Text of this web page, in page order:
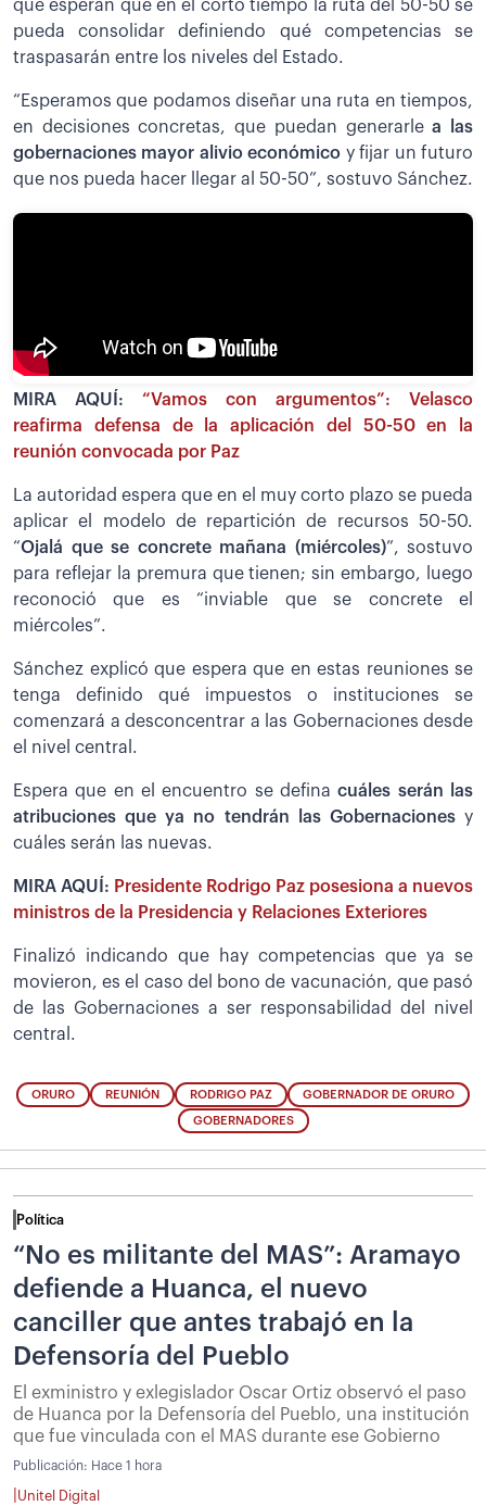
que esperan que en el corto tiempo la ruta del 50-50 se
pueda consolidar definiendo qué competencias se
traspasarán entre los niveles del Estado.
“Esperamos que podamos diseñar una ruta en tiempos,
en decisiones concretas, que puedan generarlea las
gobernaciones mayor alivio económico y fijar un futuro
que nos pueda hacer llegar al 50-50”, sostuvo Sánchez.
MIRA AQUÍ: “Vamos con argumentos”: Velasco
reafirma defensa de la aplicación del 50-50 en la
reunión convocada por Paz
La autoridad espera que en el muy corto plazo se pueda
aplicar el modelo de repartición de recursos 50-50.
“Ojalá que se concrete mañana (miércoles)”, sostuvo
para reflejar la premura que tienen; sin embargo, luego
reconoció que es “inviable que se concrete el
miércoles”.
Sánchez explicó que espera que en estas reuniones se
tenga definido qué impuestos o instituciones se
comenzará a desconcentrar a las Gobernaciones desde
el nivel central.
Espera que en el encuentro se definacuáles serán las
atribuciones que ya no tendrán las Gobernacionesy
cuáles serán las nuevas.
MIRA AQUÍ: Presidente Rodrigo Paz posesiona a nuevos
ministros de la Presidencia y Relaciones Exteriores
Finalizó indicando que hay competencias que ya se
movieron, es el caso del bono de vacunación, que pasó
de las Gobernaciones a ser responsabilidad del nivel
central.
ORURO REUNIÓN RODRIGO PAZ GOBERNADOR DE ORURO
GOBERNADORES
Política
“No es militante del MAS”: Aramayo
defiende a Huanca, el nuevo
canciller que antes trabajó en la
Defensoría del Pueblo
El exministro y exlegislador Oscar Ortiz observó el paso
de Huanca por la Defensoría del Pueblo, una institución
que fue vinculada con el MAS durante ese Gobierno
Publicación: Hace 1 hora
Unitel Digital